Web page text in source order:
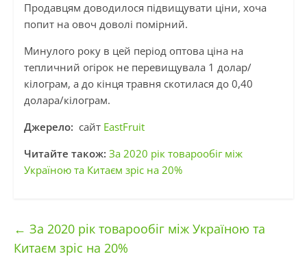
Продавцям доводилося підвищувати ціни, хоча
попит на овоч доволі помірний.
Минулого року в цей період оптова ціна на
тепличний огірок не перевищувала 1 долар/
кілограм, а до кінця травня скотилася до 0,40
долара/кілограм.
Джерело: сайт EastFruit
Читайте також: За 2020 рік товарообіг між
Україною та Китаєм зріс на 20%
← За 2020 рік товарообіг між Україною та
Китаєм зріс на 20%